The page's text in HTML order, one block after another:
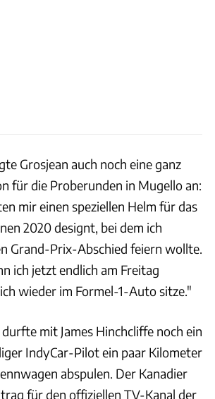
Grosjean auch noch eine ganz
für die Proberunden in Mugello an:
mir einen speziellen Helm für das
2020 designt, bei dem ich
Grand-Prix-Abschied feiern wollte.
ich jetzt endlich am Freitag
wieder im Formel-1-Auto sitze."
mit James Hinchcliffe noch ein
IndyCar-Pilot ein paar Kilometer
abspulen. Der Kanadier
für den offiziellen TV-Kanal der